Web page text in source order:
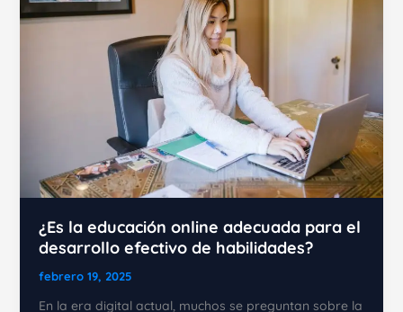
tu
¿Es la educación online adecuada para el
desarrollo efectivo de habilidades?
febrero 19, 2025
En la era digital actual, muchos se preguntan sobre la